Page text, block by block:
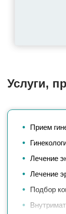
Услуги,
Прием
Лечение
Лечение
Подбор